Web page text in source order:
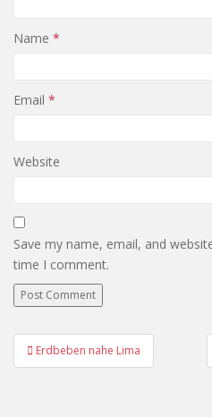
Name *
Email *
Website
Save my name, email, and
time I comment.
Post
navigation
Erdbeben nahe Lima